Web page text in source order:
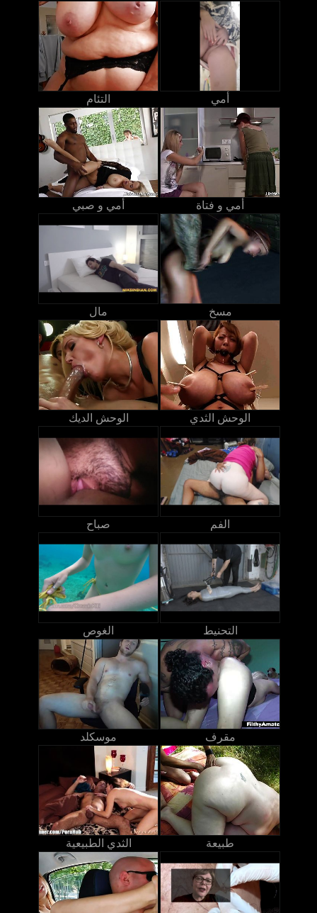
التئام أمي
أمي و صبي أمي و فتاة
مال مسخ
الوحش الديك الوحش الثدي
صباح الفم
الغوص التحنيط
موسكلد مقرف
الثدي الطبيعية طبيعة